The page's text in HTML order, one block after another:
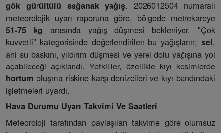
gök gürültülü sağanak yağış. 2026012504 numaralı
meteorolojik uyarı raporuna göre, bölgede metrekareye
51-75 kg arasında yağış düşmesi bekleniyor. "Çok
kuvvetli" kategorisinde değerlendirilen bu yağışların; sel,
ani su baskını, yıldırım düşmesi ve yerel dolu yağışına yol
açabileceği açıklandı. Yetkililer, özellikle kıyı kesimlerde
hortum oluşma riskine karşı denizcileri ve kıyı bandındaki
işletmeleri uyardı.
Hava Durumu Uyarı Takvimi Ve Saatleri
Meteoroloji tarafından paylaşılan takvime göre olumsuz